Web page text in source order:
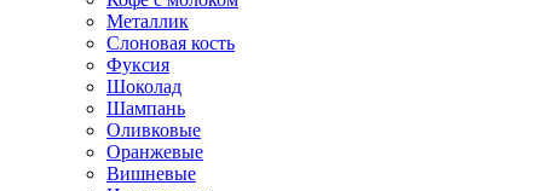
Металлик
Слоновая кость
Фуксия
Шоколад
Шампань
Оливковые
Оранжевые
Вишневые